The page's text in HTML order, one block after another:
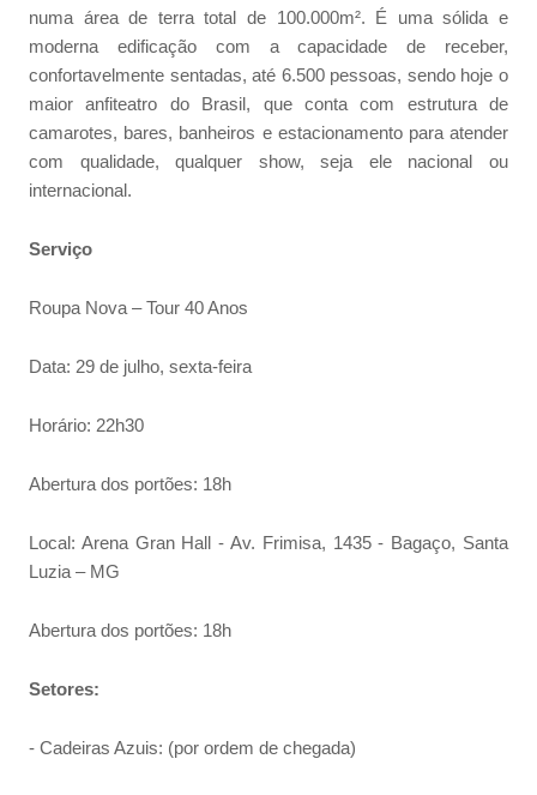
numa área de terra total de 100.000m². É uma sólida e
moderna edificação com a capacidade de receber,
confortavelmente sentadas, até 6.500 pessoas, sendo hoje o
maior anfiteatro do Brasil, que conta com estrutura de
camarotes, bares, banheiros e estacionamento para atender
com qualidade, qualquer show, seja ele nacional ou
internacional.
Serviço
Roupa Nova – Tour 40 Anos
Data: 29 de julho, sexta-feira
Horário: 22h30
Abertura dos portões: 18h
Local: Arena Gran Hall - Av. Frimisa, 1435 - Bagaço, Santa
Luzia – MG
Abertura dos portões: 18h
Setores:
- Cadeiras Azuis: (por ordem de chegada)